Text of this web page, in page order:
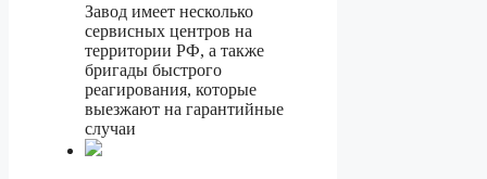
Завод имеет несколько
сервисных центров на
территории РФ, а также
бригады быстрого
реагирования, которые
выезжают на гарантийные
случаи